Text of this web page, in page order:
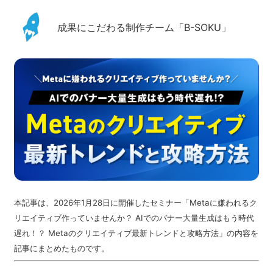
Webサイト構築 EC
ネット市場調査データ フィード広告
SEO ホワイトペーパー
Google Cloud／BI
成果にこだわる制作チーム「B-SOKU」
本記事は、2026年1月28日に開催したセミナー「Metaに嫌われるク
リエイティブ作っていませんか？ AIでのバナー大量生成はもう時代
遅れ！？ Metaのクリエイティブ最新トレンドと攻略方法」の内容を
記事にまとめたものです。